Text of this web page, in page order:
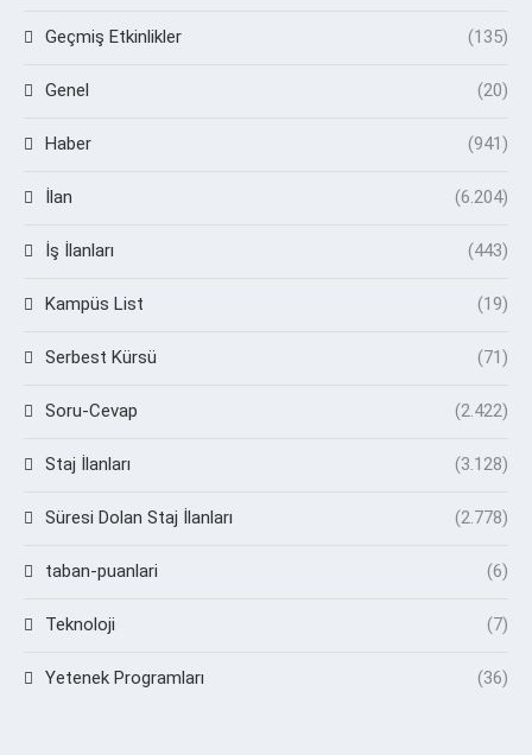
Geçmiş Etkinlikler (135)
Genel (20)
Haber (941)
İlan (6.204)
İş İlanları (443)
Kampüs List (19)
Serbest Kürsü (71)
Soru-Cevap (2.422)
Staj İlanları (3.128)
Süresi Dolan Staj İlanları (2.778)
taban-puanlari (6)
Teknoloji (7)
Yetenek Programları (36)